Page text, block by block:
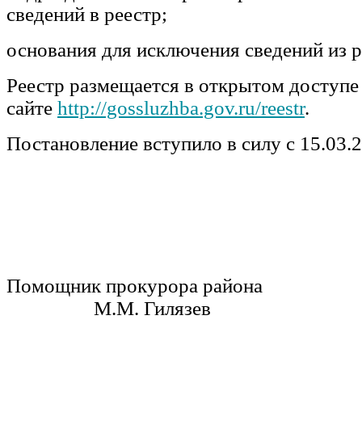
сведений в реестр;
основания для исключения сведений из
Реестр размещается в открытом
сайте http://gossluzhba.gov.ru/reestr.
Постановление вступило в силу с
Помощник прокурора
М.М. Гилязев